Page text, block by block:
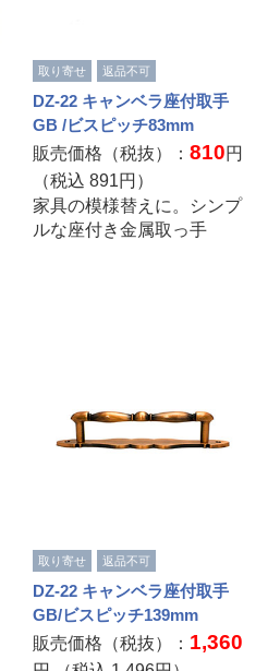
取り寄せ 返品不可
DZ-22 キャンベラ座付取手
GB /ビスピッチ83mm
販売価格（税抜）：810円
（税込891円）
家具の模様替えに。シンプ
ルな座付き金属取っ手
取り寄せ 返品不可
DZ-22 キャンベラ座付取手
GB/ビスピッチ139mm
販売価格（税抜）： 1,360